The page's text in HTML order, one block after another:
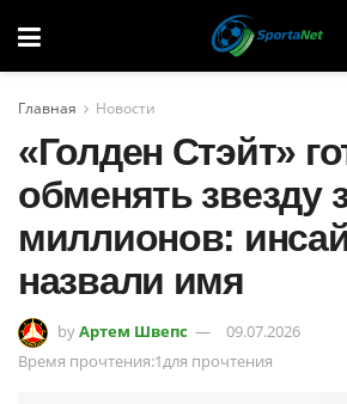
Главная Новости
«Голден Стэйт»
обменять звезду
миллионов:
назвали имя
byАртем Швепс
09.07.2026
Время прочтения:1для прочтения